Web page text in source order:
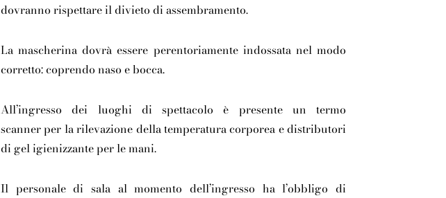
dovranno rispettare il divieto di assembramento.
La mascherina dovrà essere perentoriamente indossata nel modo
corretto: coprendo naso e bocca.
All’ingresso dei luoghi di spettacolo è presente un termo
scannerper la rilevazione della temperatura corporea e distributori
di gel igienizzanteper le mani.
Il personale di sala al momento dell’ingresso ha l’obbligo di